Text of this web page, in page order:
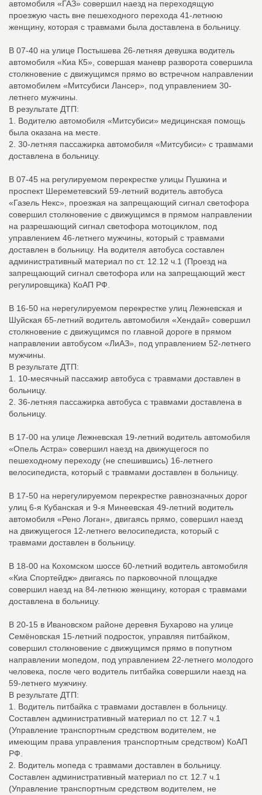
автомобиля «ГАЗ» совершил наезд на переходящую
проезжую часть вне пешеходного перехода 41-летнюю
женщину, которая с травмами была доставлена в больницу.
В 07-40 на улице Постышева 26-летняя девушка водитель
автомобиля «Киа К5», совершая маневр разворота совершила
столкновение с движущимся прямо во встречном направлении
автомобилем «Митсубиси Лансер», под управлением 30-
летнего мужчины.
В результате ДТП:
1. Водителю автомобиля «Митсубиси» медицинская помощь
была оказана на месте.
2. 30-летняя пассажирка автомобиля «Митсубиси» с травмами
доставлена в больницу.
В 07-45 на регулируемом перекрестке улицы Пушкина и
проспект Шереметевский 59-летний водитель автобуса
«Газель Некс», проезжая на запрещающий сигнал светофора
совершил столкновение с движущимся в прямом направлении
на разрешающий сигнал светофора мотоциклом, под
управлением 46-летнего мужчины, который с травмами
доставлен в больницу. На водителя автобуса составлен
административный материал по ст. 12.12 ч.1 (Проезд на
запрещающий сигнал светофора или на запрещающий жест
регулировщика) КоАП РФ.
В 16-50 на нерегулируемом перекрестке улиц Лежневская и
Шуйская 65-летний водитель автомобиля «Хендай» совершил
столкновение с движущимся по главной дороге в прямом
направлении автобусом «ЛиАЗ», под управлением 52-летнего
мужчины.
В результате ДТП:
1. 10-месячный пассажир автобуса с травмами доставлен в
больницу.
2. 36-летняя пассажирка автобуса с травмами доставлена в
больницу.
В 17-00 на улице Лежневская 19-летний водитель автомобиля
«Опель Астра» совершил наезд на движущегося по
пешеходному переходу (не спешившись) 16-летнего
велосипедиста, который с травмами доставлен в больницу.
В 17-50 на нерегулируемом перекрестке равнозначных дорог
улиц 6-я Кубанская и 9-я Минеевская 49-летний водитель
автомобиля «Рено Логан», двигаясь прямо, совершил наезд
на движущегося 12-летнего велосипедиста, который с
травмами доставлен в больницу.
В 18-00 на Кохомском шоссе 60-летний водитель автомобиля
«Киа Спортейдж» двигаясь по парковочной площадке
совершил наезд на 84-летнюю женщину, которая с травмами
доставлена в больницу.
В 20-15 в Ивановском районе деревня Бухарово на улице
Семёновская 15-летний подросток, управляя питбайком,
совершил столкновение с движущимся прямо в попутном
направлении мопедом, под управлением 22-летнего молодого
человека, после чего водитель питбайка совершили наезд на
59-летнего мужчину.
В результате ДТП:
1. Водитель питбайка с травмами доставлен в больницу.
Составлен административный материал по ст. 12.7 ч.1
(Управление транспортным средством водителем, не
имеющим права управления транспортным средством) КоАП
РФ.
2. Водитель мопеда с травмами доставлен в больницу.
Составлен административный материал по ст. 12.7 ч.1
(Управление транспортным средством водителем, не